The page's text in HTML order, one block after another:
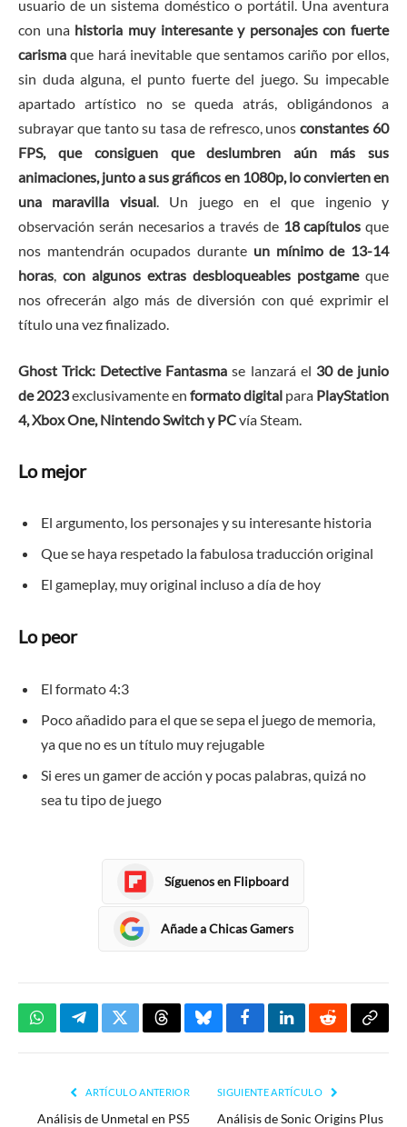
usuario de un sistema doméstico o portátil. Una aventura
con una historia muy interesante y personajes con fuerte
carismaque hará inevitable que sentamos cariño por ellos,
sin duda alguna, el punto fuerte del juego. Su impecable
apartado artístico no se queda atrás, obligándonos a
subrayar que tanto su tasa de refresco, unosconstantes 60
FPS, que consiguen que deslumbren aún más sus
animaciones, junto a sus gráficos en 1080p, lo convierten en
una maravilla visual. Un juego en el que ingenio y
observación serán necesarios a través de 18 capítulos que
nos mantendrán ocupados durante un mínimo de 13-14
horas con algunos extras desbloqueables postgameque
nos ofrecerán algo más de diversión con qué exprimir el
título una vez finalizado.
Ghost Trick: Detective Fantasma se lanzará el 30 de junio
de 2023exclusivamente en formato digital para PlayStation
4, Xbox One, Nintendo Switch y PCvía Steam.
Lo mejor
El argumento, los personajes y su interesante historia
Que se haya respetado la fabulosa traducción original
El gameplay, muy original incluso a día de hoy
Lo peor
El formato 4:3
Poco añadido para el que se sepa el juego de memoria,
ya que no es un título muy rejugable
Si eres un gamer de acción y pocas palabras, quizá no
sea tu tipo de juego
Síguenos en Flipboard
Añade a Chicas Gamers
WhatsAppTelegramTwitterThreadsBlueskyFacebookLinkedInReddit
ARTÍCULO ANTERIOR
Análisis de Unmetal en PS5
SIGUIENTE ARTÍCULO
Análisis de Sonic Origins Plus